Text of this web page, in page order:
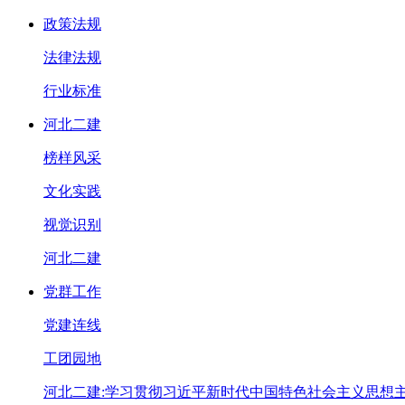
政策法规
法律法规
行业标准
河北二建
榜样风采
文化实践
视觉识别
河北二建
党群工作
党建连线
工团园地
河北二建:学习贯彻习近平新时代中国特色社会主义思想